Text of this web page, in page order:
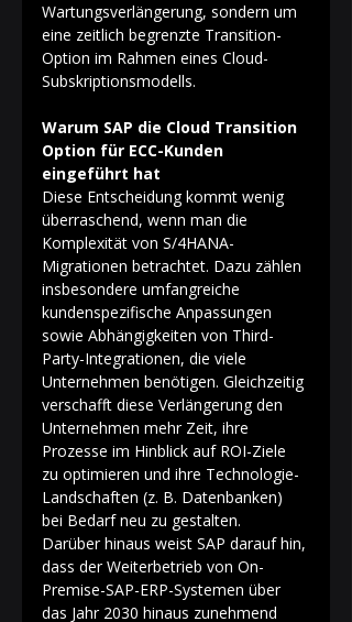
Wartungsverlängerung, sondern um
eine zeitlich begrenzte Transition-
Option im Rahmen eines Cloud-
Subskriptionsmodells.
Warum SAP die Cloud Transition
Option für ECC-Kunden
eingeführt hat
Diese Entscheidung kommt wenig
überraschend, wenn man die
Komplexität von S/4HANA-
Migrationen betrachtet. Dazu zählen
insbesondere umfangreiche
kundenspezifische Anpassungen
sowie Abhängigkeiten von Third-
Party-Integrationen, die viele
Unternehmen benötigen. Gleichzeitig
verschafft diese Verlängerung den
Unternehmen mehr Zeit, ihre
Prozesse im Hinblick auf ROI-Ziele
zu optimieren und ihre Technologie-
Landschaften (z. B. Datenbanken)
bei Bedarf neu zu gestalten.
Darüber hinaus weist SAP darauf hin,
dass der Weiterbetrieb von On-
Premise-SAP-ERP-Systemen über
das Jahr 2030 hinaus zunehmend